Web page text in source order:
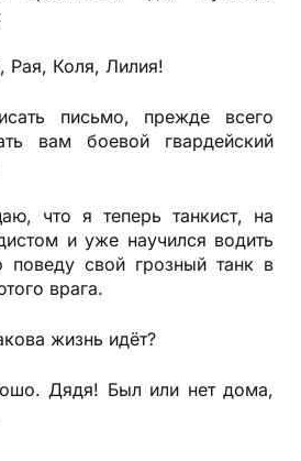
Рая, Коля, Лилия!
письмо, прежде всего
вам боевой гвардейский
что я теперь танкист, на
и уже научился водить
поведу свой грозный танк в
врага.
жизнь идёт?
Дядя! Был или нет дома,